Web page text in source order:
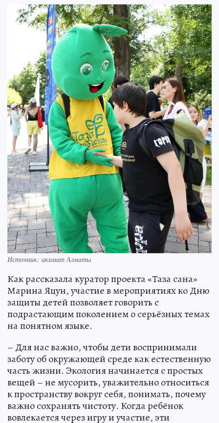
Источник: акимат Алматы
Как рассказала куратор проекта «Таза сана»
Марина Яцун, участие в мероприятиях ко Дню
защиты детей позволяет говорить с
подрастающим поколением о серьёзных темах
на понятном языке.
– Для нас важно, чтобы дети воспринимали
заботу об окружающей среде как естественную
часть жизни. Экология начинается с простых
вещей – не мусорить, уважительно относиться
к пространству вокруг себя, понимать, почему
важно сохранять чистоту. Когда ребёнок
вовлекается через игру и участие, эти